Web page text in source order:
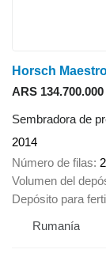
Horsch
ARS 134.700.000
Sembradora de
2014
Número de filas
Volumen del
Depósito para
Rumanía